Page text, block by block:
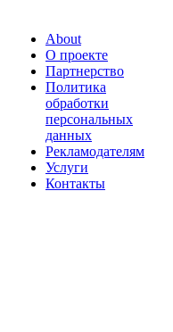
About
О проекте
Партнерство
Политика
обработки
персональных
данных
Рекламодателям
Услуги
Контакты